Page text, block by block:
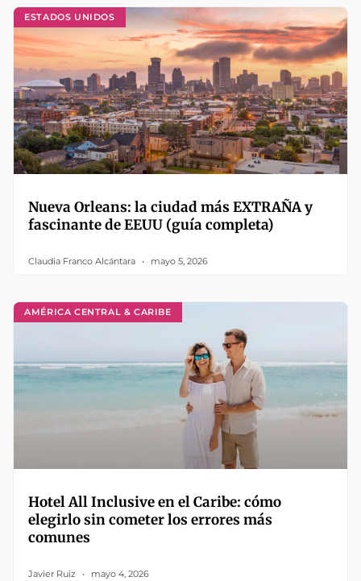
ESTADOS UNIDOS
Nueva Orleans: la ciudad más EXTRAÑA y
fascinante de EEUU (guía completa)
Claudia Franco Alcántara mayo 5, 2026
AMÉRICA CENTRAL & CARIBE
Hotel All Inclusive en el Caribe: cómo
elegirlo sin cometer los errores más
comunes
Javier Ruiz mayo 4, 2026